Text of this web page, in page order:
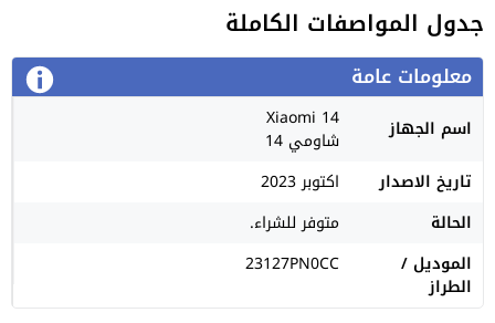
جدول المواصفات الكاملة
معلومات عامة
اسم الجهاز Xiaomi 14
شاومي 14
تاريخ الاصدار
اكتوبر 2023
الحالة
متوفر للشراء.
الموديل /
الطراز
23127PN0CC